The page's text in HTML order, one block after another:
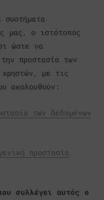
συστήματα
μας, ο ιστότοπος
ώστε να
προστασία των
με τις
ακολουθούν:
των δεδομένων
προστασία
συλλέγει αυτός ο